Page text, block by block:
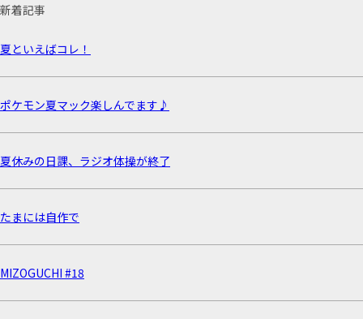
新着記事
夏といえばコレ！
ポケモン夏マック楽しんでます♪
夏休みの日課、ラジオ体操が終了
たまには自作で
MIZOGUCHI #18